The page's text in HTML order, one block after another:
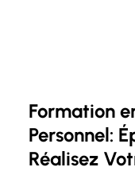
Formation
Personnel:
Réalisez